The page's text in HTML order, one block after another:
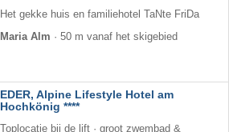
Het gekke huis en familiehotel TaNte FriDa
Maria Alm · 50 m vanaf het skigebied
EDER, Alpine Lifestyle Hotel am
Hochkönig ****
Toplocatie bij de lift · groot zwembad &